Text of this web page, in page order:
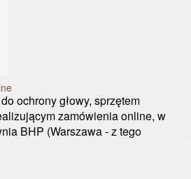
ochrony głowy, sprzętem
zamówienia online, w
BHP (Warszawa - z tego